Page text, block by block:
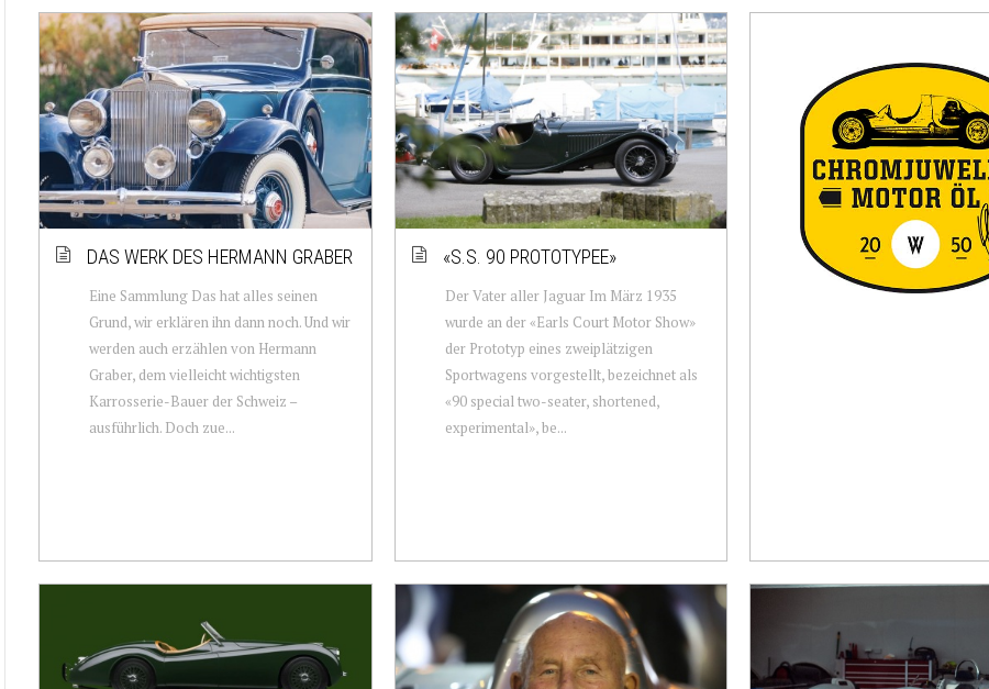
DAS WERK DES HERMANN GRABER
Eine Sammlung Das hat alles seinen
Grund, wir erklären ihn dann noch. Und wir
werden auch erzählen von Hermann
Graber, dem vielleicht wichtigsten
Karrosserie-Bauer der Schweiz –
ausführlich. Doch zue...
«S.S. 90 PROTOTYPEE»
Der Vater aller Jaguar Im März 1935
wurde an der «Earls Court Motor Show»
der Prototyp eines zweiplätzigen
Sportwagens vorgestellt, bezeichnet als
«90 special two-seater, shortened,
experimental», be...